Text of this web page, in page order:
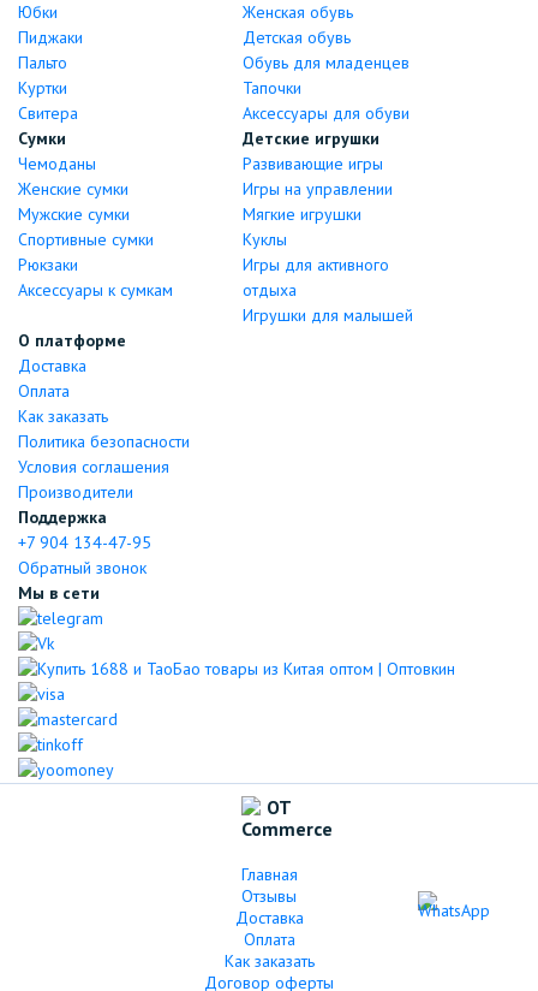
Юбки
Пиджаки
Пальто
Куртки
Свитера
Женская обувь
Детская обувь
Обувь для младенцев
Тапочки
Аксессуары для обуви
Сумки
Чемоданы
Женские сумки
Мужские сумки
Спортивные сумки
Рюкзаки
Аксессуары к сумкам
Детские игрушки
Развивающие игры
Игры на управлении
Мягкие игрушки
Куклы
Игры для активного
отдыха
Игрушки для малышей
О платформе
Доставка
Оплата
Как заказать
Политика безопасности
Условия соглашения
Производители
Поддержка
+7 904 134-47-95
Обратный звонок
Мы в сети
Главная
Отзывы
Доставка
Оплата
Как заказать
Договор оферты